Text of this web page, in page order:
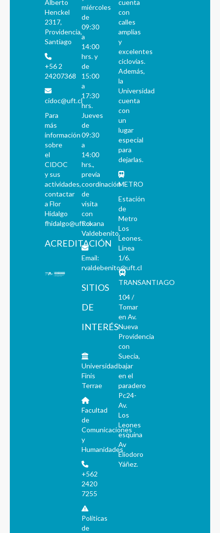
Alberto
Henckel
2317,
Providencia,
Santiago
+56 2
24207368
cidoc@uft.cl
Para
más
información
sobre
el
CIDOC
y sus
actividades,
contactar
a Flor
Hidalgo
fhidalgo@uft.cl
ACREDITACIÓN
miércoles
de
09:30
a
14:00
hrs. y
de
15:00
a
17:30
hrs.
Jueves
de
09:30
a
14:00
hrs.,
previa
coordinación
de
visita
con
Roxana
Valdebenito.
Email:
rvaldebenito@uft.cl
SITIOS
DE
INTERÉS
Universidad
Finis
Terrae
Facultad
de
Comunicaciones
y
Humanidades
+562
2420
7255
Políticas
de
cuenta
con
calles
amplias
y
excelentes
ciclovías.
Además,
la
Universidad
cuenta
con
un
lugar
especial
para
dejarlas.
METRO
Estación
de
Metro
Los
Leones.
Línea
1/6.
TRANSANTIAGO
104 /
Tomar
en Av.
Nueva
Providencia
con
Suecia,
bajar
en el
paradero
Pc24-
Av.
Los
Leones
esquina
Av
Eliodoro
Yáñez.